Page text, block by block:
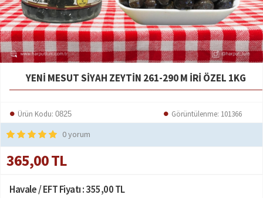
YENI MESUT SIYAH ZEYTIN 261-290 M İRI ÖZEL 1KG
Ürün Kodu: 0825 Görüntülenme: 101366
0 yorum
365,00 TL
Havale / EFT Fiyatı :355,00 TL